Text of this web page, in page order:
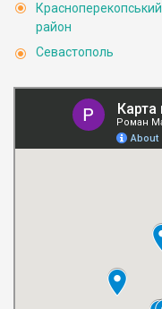
Красноперекопський
район
Севастополь